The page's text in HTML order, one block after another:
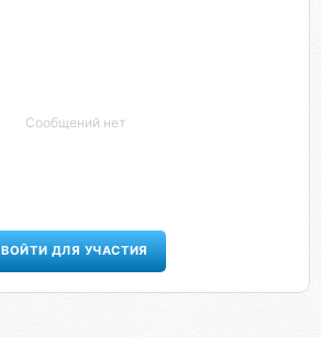
Сообщений нет
ВОЙТИ ДЛЯ УЧАСТИЯ